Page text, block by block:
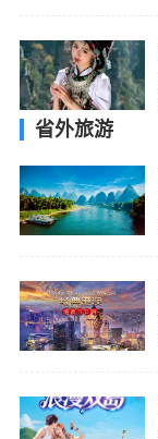
省外旅游